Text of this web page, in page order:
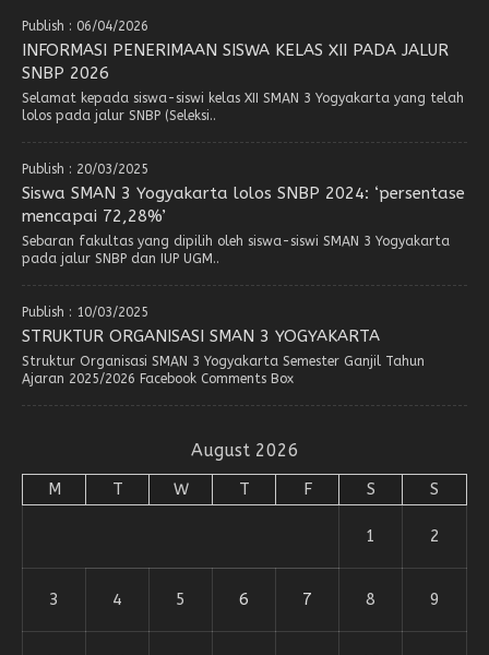
Publish : 06/04/2026
INFORMASI PENERIMAAN SISWA KELAS XII PADA JALUR
SNBP 2026
Selamat kepada siswa-siswi kelas XII SMAN 3 Yogyakarta yang telah
lolos pada jalur SNBP (Seleksi..
Publish : 20/03/2025
Siswa SMAN 3 Yogyakarta lolos SNBP 2024: ‘persentase
mencapai 72,28%’
Sebaran fakultas yang dipilih oleh siswa-siswi SMAN 3 Yogyakarta
pada jalur SNBP dan IUP UGM..
Publish : 10/03/2025
STRUKTUR ORGANISASI SMAN 3 YOGYAKARTA
Struktur Organisasi SMAN 3 Yogyakarta Semester Ganjil Tahun
Ajaran 2025/2026 Facebook Comments Box
August 2026
M T W T F S S
1 2
3 4 5 6 7 8 9